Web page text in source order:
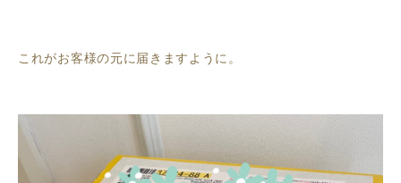
これがお客様の元に届きますように。